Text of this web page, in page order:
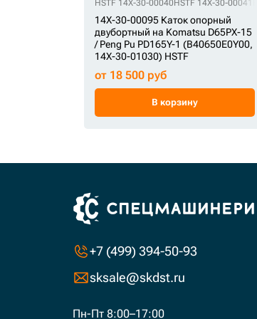
HSTF 14X-30-00040HSTF 14X-30-00041
14X-30-00095 Каток опорный
двубортный на Komatsu D65PX-15
/ Peng Pu PD165Y-1 (B40650E0Y00,
14X-30-01030) HSTF
от 18 500 руб
В корзину
+7 (499) 394-50-93
sksale@skdst.ru
Пн-Пт 8:00–17:00